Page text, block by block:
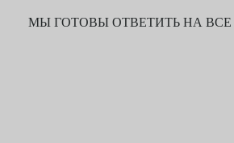
МЫ ГОТОВЫ ОТВЕТИТЬ НА